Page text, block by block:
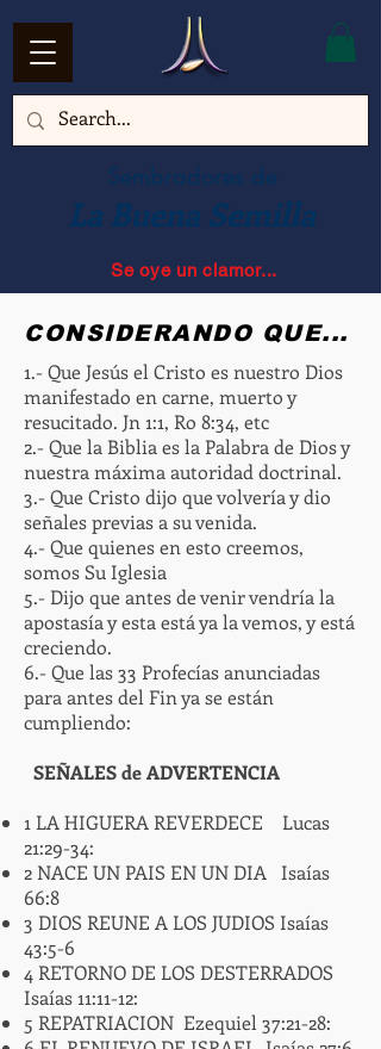
Sembradores de
La Buena Semilla
Se oye un clamor...
CONSIDERANDO QUE...
1.- Que Jesús el Cristo es nuestro Dios
manifestado en carne, muerto y
resucitado. Jn 1:1, Ro 8:34, etc
2.- Que la Biblia es la Palabra de Dios y
nuestra máxima autoridad doctrinal.
3.- Que Cristo dijo que volvería y dio
señales previas a su venida.
4.- Que quienes en esto creemos,
somos Su Iglesia
5.- Dijo que antes de venir vendría la
apostasía y esta está ya la vemos, y está
creciendo.
6.- Que las 33 Profecías anunciadas
para antes del Fin ya se están
cumpliendo:
SEÑALES de ADVERTENCIA
1 LA HIGUERA REVERDECE Lucas
21:29-34:
2 NACE UN PAIS EN UN DIA Isaías
66:8
3 DIOS REUNE A LOS JUDIOS Isaías
43:5-6
4 RETORNO DE LOS DESTERRADOS
Isaías 11:11-12:
5 REPATRIACION Ezequiel 37:21-28: